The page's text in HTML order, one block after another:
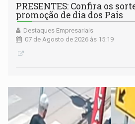
PRESENTES: Confira os
promoção de dia dos Pais
Destaques Empresariais
07 de Agosto de 2026 às 15:19